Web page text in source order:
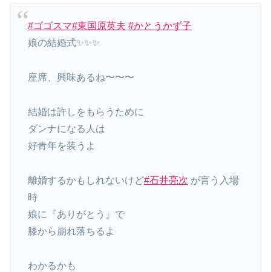
#ゴゴスマ#東国原英夫 #かとうかず子
娘の結婚式✨✨✨
座席、興味あるね〜〜〜
結婚は許しをもらうために
ダンナになる人は
好青年を装うよ
離婚するかもしれないけど#石井亮次 が言う入場
時
娘に『ありがとう』で
膝から崩れ落ちるよ
わかるかも